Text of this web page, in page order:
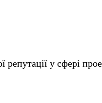
репутації у сфері